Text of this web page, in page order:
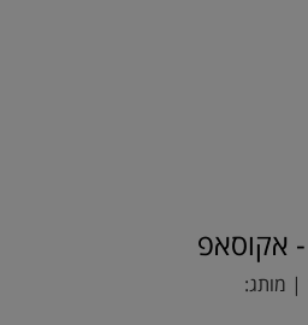
| מותג: